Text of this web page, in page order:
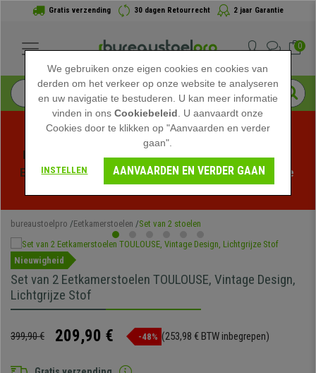
Gratis verzending 30 dagen Retourrecht 2 jaar Garantie
0
Profiteer van de Zomeruitverkoop bij bureaustoelpro!
Exclusieve kortingen voor een beperkte tijd - Bekijk de
bureaustoelpro Eetkamerstoelen Set van 2 stoelen
Nieuwigheid
Set van 2 Eetkamerstoelen TOULOUSE, Vintage Design,
Lichtgrijze Stof
399,90 € 209,90 € -48% (253,98 € BTW inbegrepen)
We gebruiken onze eigen cookies en cookies van
derden om het verkeer op onze website te analyseren
en uw navigatie te bestuderen. U kan meer informatie
vinden in onsCookiebeleid . U aanvaardt onze
Cookies door te klikken op "Aanvaarden en verder
gaan".
INSTELLEN AANVAARDEN EN VERDER GAAN